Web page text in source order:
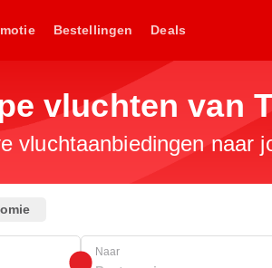
Bestellingen Deals
vluchten van
vluchtaanbiedingen naar
Naar